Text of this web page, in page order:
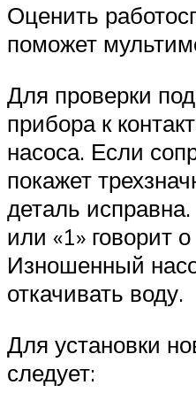
Оценить
поможет
Для проверки
прибора к
насоса. Если
покажет
деталь
или «1» говорит
Изношенный
откачивать воду.
Для установки
следует: